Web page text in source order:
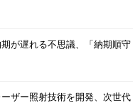
が遅れる不思議、「納期順守
ザー照射技術を開発、次世代